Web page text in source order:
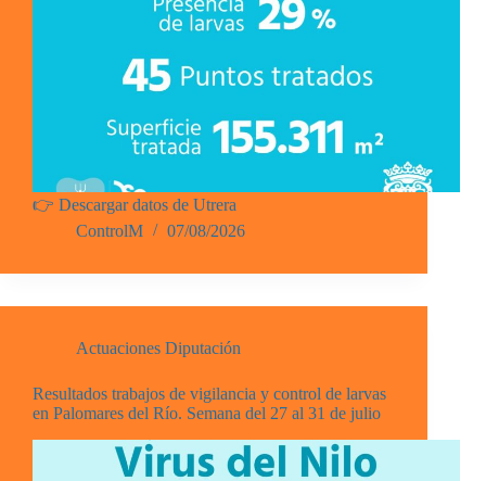
👉 Descargar datos de Utrera
ControlM
07/08/2026
Actuaciones Diputación
Resultados trabajos de vigilancia y control de larvas
en Palomares del Río. Semana del 27 al 31 de julio